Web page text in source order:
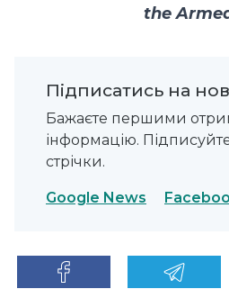
the
Підписатись на
Бажаєте першими
інформацію.
стрічки.
Google News